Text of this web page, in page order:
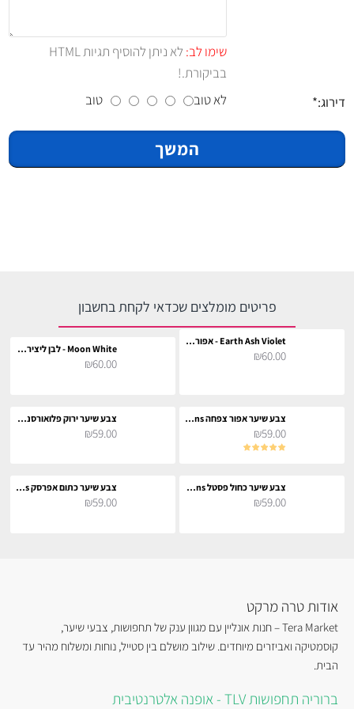
שימו לב:
לא ניתן להוסיף תגיות HTML
בביקורת.!
דירוג:
לא טוב טוב
המשך
פריטים מומלצים שכדאי לקחת בחשבון
Earth Ash Violet - אפור סגלגל
₪60.00 Moon White - לבן ליצירת גווני פסטל
₪60.00
צבע שיער אפור צפחה Slate - La Riche Directions
₪59.00
צבע שיער ירוק פלואורסנטי Fluorescent Green - La Riche Directions
₪59.00
צבע שיער כחול פסטל Pastel Blue - La Riche Directions
₪59.00
צבע שיער כתום אפרסק Peach - La Riche Directions
₪59.00
אודות טרה מרקט
Tera Market – חנות אונליין עם מגוון ענק של תחפושות, צבעי שיער,
קוסמטיקה ואביזרים מיוחדים. שילוב מושלם בין סטייל, נוחות ומשלוח מהיר עד
הבית.
ברוריה תחפושות TLV - אופנה אלטרנטיבית